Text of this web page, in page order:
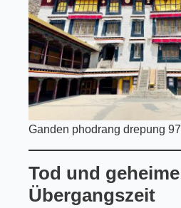
Ganden phodrang drepung 97
Tod und geheime
Übergangszeit